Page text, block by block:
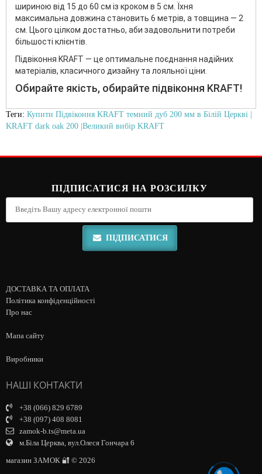
шириною від 15 до 60 см із кроком в 5 см. Їхня
максимальна довжина становить 6 метрів, а товщина — 2
см. Цього цілком достатньо, аби задовольнити потреби
більшості клієнтів.
Підвіконня KRAFT — це оптимальне поєднання надійних
матеріалів, класичного дизайну та лояльної ціни.
Обирайте якість, обирайте підвіконня KRAFT!
Теги: Купити Підвіконня KRAFT темний дуб 200 мм в Білій Церкві |
KRAFT dark oak 200 |Великий вибір KRAFT
ПІДПИСАТИСЯ НА РОЗСИЛКУ
ПІДПИСАТИСЯ
ДОСТАВКА ТА ОПЛАТА
Політика конфіденційності
Про нас
Мапа сайту
Виробники
НАШІ КОНТАКТИ
+38 (066) 829 6789
+38 (097) 408 8081
zamok-b.ts@meta.ua
м.Біла Церква, вул.Олеся Гончара 6
магазин ЗАМОК 🔐 © 2026